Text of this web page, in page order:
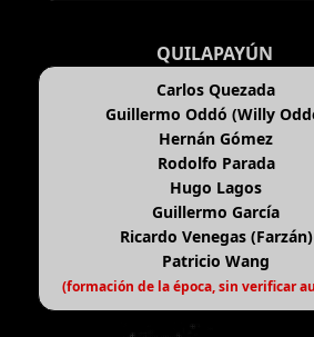
QUILAPAYÚN
Carlos Quezada
Guillermo Oddó (Willy
Hernán Gómez
Rodolfo Parada
Hugo Lagos
Guillermo García
Ricardo Venegas (Farzán)
Patricio Wang
(formación de la época, sin verificar